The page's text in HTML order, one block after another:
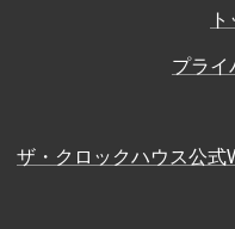
プライ
ザ・クロックハウス公式